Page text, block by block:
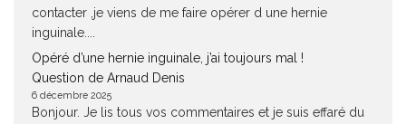
contacter ,je viens de me faire opérer d une hernie
inguinale....
Opéré d’une hernie inguinale, j’ai toujours mal !
Question de Arnaud Denis
6 décembre 2025
Bonjour. Je lis tous vos commentaires et je suis effaré du